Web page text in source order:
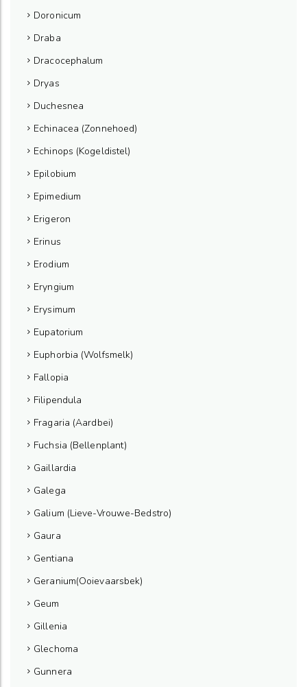
Doronicum
Draba
Dracocephalum
Dryas
Duchesnea
Echinacea (Zonnehoed)
Echinops (Kogeldistel)
Epilobium
Epimedium
Erigeron
Erinus
Erodium
Eryngium
Erysimum
Eupatorium
Euphorbia (Wolfsmelk)
Fallopia
Filipendula
Fragaria (Aardbei)
Fuchsia (Bellenplant)
Gaillardia
Galega
Galium (Lieve-Vrouwe-Bedstro)
Gaura
Gentiana
Geranium(Ooievaarsbek)
Geum
Gillenia
Glechoma
Gunnera